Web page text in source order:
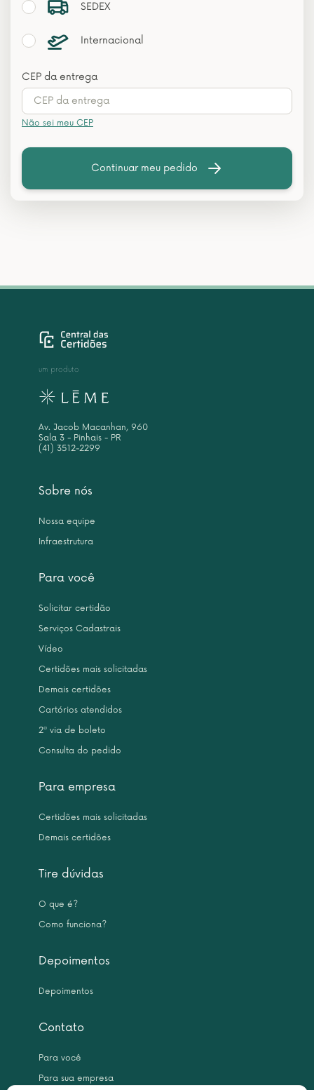
SEDEX
Internacional
CEP da entrega
Não sei meu CEP
Continuar meu pedido
Sobre nós
Nossa equipe
Infraestrutura
Para você
Solicitar certidão
Serviços Cadastrais
Vídeo
Certidões mais solicitadas
Demais certidões
Cartórios atendidos
2ª via de boleto
Consulta do pedido
Para empresa
Certidões mais solicitadas
Demais certidões
Tire dúvidas
O que é?
Como funciona?
Depoimentos
Depoimentos
Contato
Para você
Para sua empresa
um produto
Av. Jacob Macanhan, 960
Sala 3 - Pinhais - PR
(41) 3512-2299